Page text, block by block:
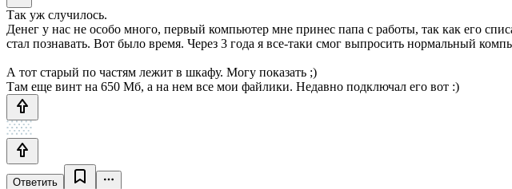
Так уж случилось.
Денег у нас не особо много, первый компьютер мне принес папа с работы, так как его
стал познавать. Вот было время. Через 3 года я все-таки смог выпросить нормальный
А тот старый по частям лежит в шкафу. Могу показать ;)
Там еще винт на 650 Мб, а на нем все мои файлики. Недавно подключал его вот :)
Ответить